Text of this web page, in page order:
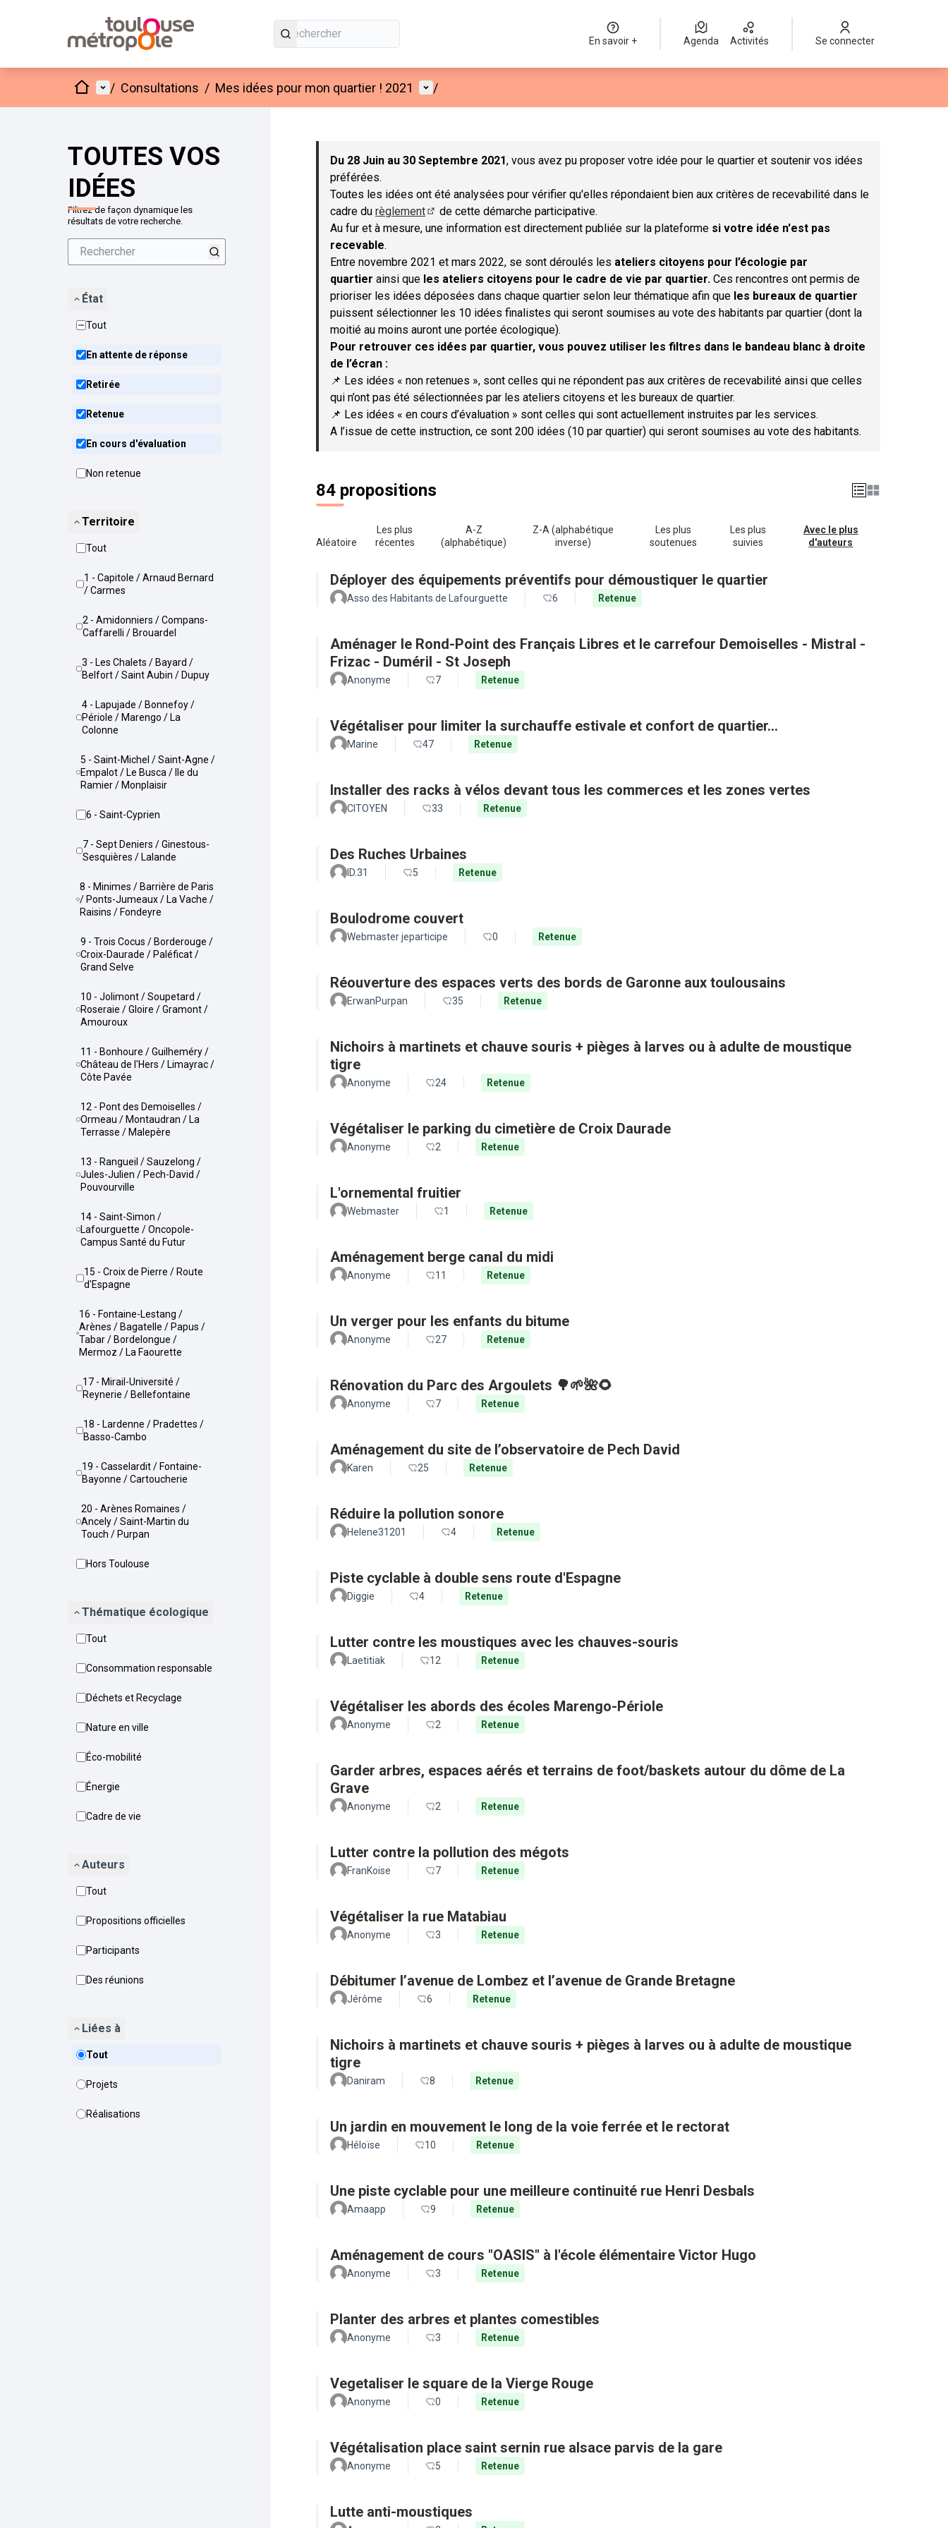
En savoir + Agenda Activités Se connecter
AccueilMenu principal
/ Consultations / Mes idées pour mon quartier ! 2021 Menu utilisateur
/
TOUTES VOS
IDÉES
Filtrez de façon dynamique les
résultats de votre recherche.
État
Tout
En attente de réponse
Retirée
Retenue
En cours d'évaluation
Non retenue
Territoire
Tout
1 - Capitole / Arnaud Bernard
/ Carmes
2 - Amidonniers / Compans-
Caffarelli / Brouardel
3 - Les Chalets / Bayard /
Belfort / Saint Aubin / Dupuy
4 - Lapujade / Bonnefoy /
Périole / Marengo / La
Colonne
5 - Saint-Michel / Saint-Agne /
Empalot / Le Busca / Ile du
Ramier / Monplaisir
6 - Saint-Cyprien
7 - Sept Deniers / Ginestous-
Sesquières / Lalande
8 - Minimes / Barrière de Paris
/ Ponts-Jumeaux / La Vache /
Raisins / Fondeyre
9 - Trois Cocus / Borderouge /
Croix-Daurade / Paléficat /
Grand Selve
10 - Jolimont / Soupetard /
Roseraie / Gloire / Gramont /
Amouroux
11 - Bonhoure / Guilheméry /
Château de l'Hers / Limayrac /
Côte Pavée
12 - Pont des Demoiselles /
Ormeau / Montaudran / La
Terrasse / Malepère
13 - Rangueil / Sauzelong /
Jules-Julien / Pech-David /
Pouvourville
14 - Saint-Simon /
Lafourguette / Oncopole-
Campus Santé du Futur
15 - Croix de Pierre / Route
d'Espagne
16 - Fontaine-Lestang /
Arènes / Bagatelle / Papus /
Tabar / Bordelongue /
Mermoz / La Faourette
17 - Mirail-Université /
Reynerie / Bellefontaine
18 - Lardenne / Pradettes /
Basso-Cambo
19 - Casselardit / Fontaine-
Bayonne / Cartoucherie
20 - Arènes Romaines /
Ancely / Saint-Martin du
Touch / Purpan
Hors Toulouse
Thématique écologique
Tout
Consommation responsable
Déchets et Recyclage
Nature en ville
Éco-mobilité
Énergie
Cadre de vie
Auteurs
Tout
Propositions officielles
Participants
Des réunions
Liées à
Tout
Projets
Réalisations
Passer la carte
Du 28 Juin au 30 Septembre 2021, vous avez pu proposer votre idée pour le quartier et soutenir vos idées
préférées.
Toutes les idées ont été analysées pour vérifier qu'elles répondaient bien aux critères de recevabilité dans le
cadre du règlement
(S'ouvre dans un nouvel onglet)
de cette démarche participative.
Au fur et à mesure, une information est directement publiée sur la plateforme si votre idée n'est pas
recevable.
Entre novembre 2021 et mars 2022, se sont déroulés les ateliers citoyens pour l’écologie par
quartier ainsi que les ateliers citoyens pour le cadre de vie par quartier. Ces rencontres ont permis de
prioriser les idées déposées dans chaque quartier selon leur thématique afin que les bureaux de quartier
puissent sélectionner les 10 idées finalistes qui seront soumises au vote des habitants par quartier (dont la
moitié au moins auront une portée écologique).
Pour retrouver ces idées par quartier, vous pouvez utiliser les filtres dans le bandeau blanc à droite
de l’écran :
📌 Les idées « non retenues », sont celles qui ne répondent pas aux critères de recevabilité ainsi que celles
qui n’ont pas été sélectionnées par les ateliers citoyens et les bureaux de quartier.
📌 Les idées « en cours d’évaluation » sont celles qui sont actuellement instruites par les services.
A l’issue de cette instruction, ce sont 200 idées (10 par quartier) qui seront soumises au vote des habitants.
84 propositions
Aléatoire
Les plus
récentes
A-Z
(alphabétique)
Z-A (alphabétique
inverse)
Les plus
soutenues
Les plus
suivies
Avec le plus
d'auteurs
Déployer des équipements préventifs pour démoustiquer le quartier
Asso des Habitants de Lafourguette 6 Retenue
Aménager le Rond-Point des Français Libres et le carrefour Demoiselles - Mistral -
Frizac - Duméril - St Joseph
Anonyme 7 Retenue
Végétaliser pour limiter la surchauffe estivale et confort de quartier...
Marine 47 Retenue
Installer des racks à vélos devant tous les commerces et les zones vertes
CITOYEN 33 Retenue
Des Ruches Urbaines
ID.31 5 Retenue
Boulodrome couvert
Webmaster jeparticipe 0 Retenue
Réouverture des espaces verts des bords de Garonne aux toulousains
ErwanPurpan 35 Retenue
Nichoirs à martinets et chauve souris + pièges à larves ou à adulte de moustique
tigre
Anonyme 24 Retenue
Végétaliser le parking du cimetière de Croix Daurade
Anonyme 2 Retenue
L'ornemental fruitier
Webmaster 1 Retenue
Aménagement berge canal du midi
Anonyme 11 Retenue
Un verger pour les enfants du bitume
Anonyme 27 Retenue
Rénovation du Parc des Argoulets 🌳🌱🌺🌻
Anonyme 7 Retenue
Aménagement du site de l’observatoire de Pech David
Karen 25 Retenue
Réduire la pollution sonore
Helene31201 4 Retenue
Piste cyclable à double sens route d'Espagne
Diggie 4 Retenue
Lutter contre les moustiques avec les chauves-souris
Laetitiak 12 Retenue
Végétaliser les abords des écoles Marengo-Périole
Anonyme 2 Retenue
Garder arbres, espaces aérés et terrains de foot/baskets autour du dôme de La
Grave
Anonyme 2 Retenue
Lutter contre la pollution des mégots
FranKoise 7 Retenue
Végétaliser la rue Matabiau
Anonyme 3 Retenue
Débitumer l’avenue de Lombez et l’avenue de Grande Bretagne
Jérôme 6 Retenue
Nichoirs à martinets et chauve souris + pièges à larves ou à adulte de moustique
tigre
Daniram 8 Retenue
Un jardin en mouvement le long de la voie ferrée et le rectorat
Héloïse 10 Retenue
Une piste cyclable pour une meilleure continuité rue Henri Desbals
Amaapp 9 Retenue
Aménagement de cours "OASIS" à l'école élémentaire Victor Hugo
Anonyme 3 Retenue
Planter des arbres et plantes comestibles
Anonyme 3 Retenue
Vegetaliser le square de la Vierge Rouge
Anonyme 0 Retenue
Végétalisation place saint sernin rue alsace parvis de la gare
Anonyme 5 Retenue
Lutte anti-moustiques